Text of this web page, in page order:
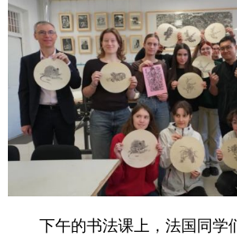
下午的书法课上，法国同学